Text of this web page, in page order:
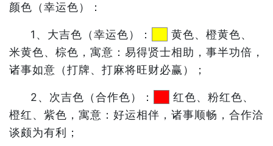
颜色（幸运色）：
1、大吉色（幸运色）：
黄色、橙黄色、
米黄色、棕色，寓意：易得贤士相助，事半功倍，
诸事如意（打牌、打麻将旺财必赢）；
2、次吉色（合作色）：
红色、粉红色、
橙红、紫色，寓意：好运相伴，诸事顺畅，合作洽
谈颇为有利；